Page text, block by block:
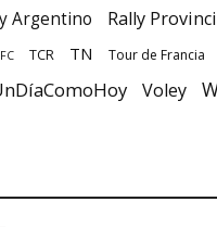
Argentino Rally
TCR TN Tour de Francia
Voley